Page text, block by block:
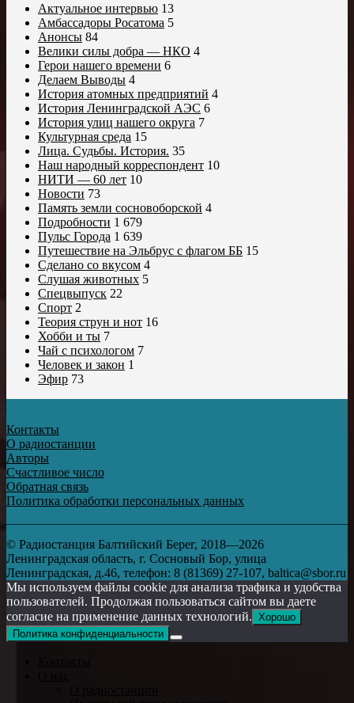
Актуальное интервью 13
Амбассадоры Росатома 5
Анонсы 84
Велики силы добра — НКО 4
Герои нашего времени 6
Делаем Выводы 4
История атомных предприятий 4
История Ленинградской АЭС 6
История улиц нашего округа 7
Культурная среда 15
Лица. Судьбы. История. 35
Наш народный корреспондент 10
НИТИ — 60 лет 10
Новости 73
Память земли сосновоборской 4
Подробности 1 679
Пульс Города 1 639
Путешествие на Эльбрус с флагом ББ 15
Сделано со вкусом 4
Слушая животных 5
Спецвыпуск 22
Спорт 2
Теория струн и нот 16
Хобби и ты 7
Чай с психологом 7
Человек и закон 1
Эфир 73
Контакты
О радиостанции
Авторы
Счастливое число
Обратная связь
Политика обработки персональных данных
© Радиостанция Балтийский Берег, 2018—2026
Ленинградская область, г. Сосновый Бор, улица
Ленинградская, д.46, телефон: 8 (81369) 27-107, baltica@sbor.ru
Мы используем файлы cookie для анализа трафика и удобства
пользователей. Продолжая пользоваться сайтом вы даете
согласие на применение данных технологий. Хорошо
Политика конфиденциальности